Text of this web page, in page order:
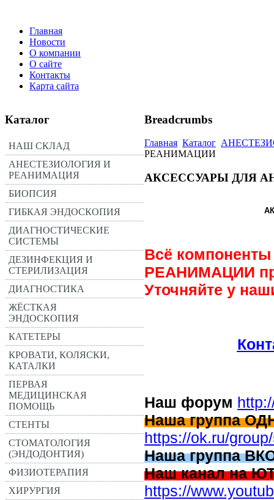
Главная
Новости
О компании
О сайте
Контакты
Карта сайта
Каталог
НАШ СКЛАД
АНЕСТЕЗИОЛОГИЯ И
РЕАНИМАЦИЯ
БИОПСИЯ
ГИБКАЯ ЭНДОСКОПИЯ
ДИАГНОСТИЧЕСКИЕ
СИСТЕМЫ
ДЕЗИНФЕКЦИЯ И
СТЕРИЛИЗАЦИЯ
ДИАГНОСТИКА
ЖЁСТКАЯ
ЭНДОСКОПИЯ
КАТЕТЕРЫ
КРОВАТИ, КОЛЯСКИ,
КАТАЛКИ
ПЕРВАЯ
МЕДИЦИНСКАЯ
ПОМОЩЬ
СТЕНТЫ
СТОМАТОЛОГИЯ
(ЭНДОДОНТИЯ)
ФИЗИОТЕРАПИЯ
ХИРУРГИЯ
Breadcrumbs
Главная Каталог
РЕАНИМАЦИИ
АКСЕССУАРЫ ДЛЯ
Всё
РЕАНИМАЦИИ
Уточняйте у
Наш форум
Наша группа
https://ok.ru/
Наша группа
Наш канал на
https://